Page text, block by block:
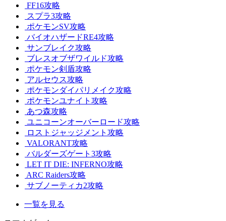
FF16攻略
スプラ3攻略
ポケモンSV攻略
バイオハザードRE4攻略
サンブレイク攻略
ブレスオブザワイルド攻略
ポケモン剣盾攻略
アルセウス攻略
ポケモンダイパリメイク攻略
ポケモンユナイト攻略
あつ森攻略
ユニコーンオーバーロード攻略
ロストジャッジメント攻略
VALORANT攻略
バルダーズゲート3攻略
LET IT DIE: INFERNO攻略
ARC Raiders攻略
サブノーティカ2攻略
一覧を見る